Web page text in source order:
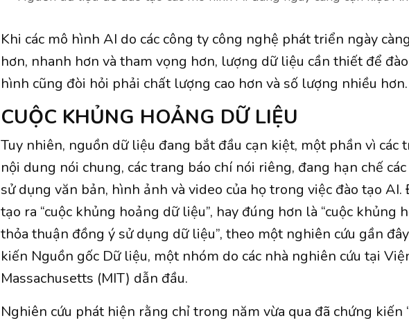
Khi các mô hình AI do các công ty công nghệ phát triển ngày
hơn, nhanh hơn và tham vọng hơn, lượng dữ liệu cần thiết để
hình cũng đòi hỏi phải chất lượng cao hơn và số lượng nhiều hơn.
CUỘC KHỦNG HOẢNG DỮ LIỆU
Tuy nhiên, nguồn dữ liệu đang bắt đầu cạn kiệt, một phần vì các
nội dung nói chung, các trang báo chí nói riêng, đang hạn chế
sử dụng văn bản, hình ảnh và video của họ trong việc đào tạo AI.
tạo ra “cuộc khủng hoảng dữ liệu”, hay đúng hơn là “cuộc khủng
thỏa thuận đồng ý sử dụng dữ liệu”, theo một nghiên cứu gần
kiến Nguồn gốc Dữ liệu, một nhóm do các nhà nghiên cứu tại
Massachusetts (MIT) dẫn đầu.
Nghiên cứu phát hiện rằng chỉ trong năm vừa qua đã chứng kiến